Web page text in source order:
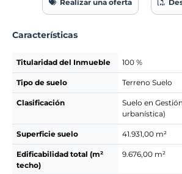
Realizar una oferta
Características
Titularidad del Inmueble 100 %
Tipo de suelo Terreno Suelo
Clasificación
Suelo en
urbanística)
Superficie suelo 41.931,00 m²
Edificabilidad total (m²
techo)
9.676,00 m²